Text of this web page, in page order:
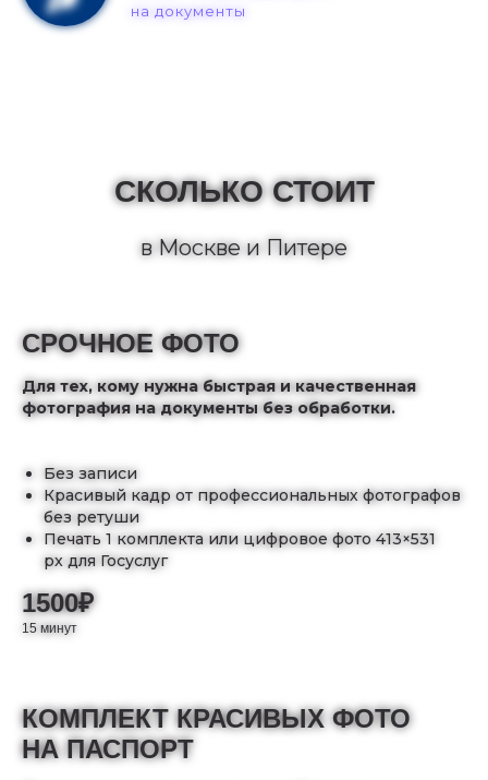
на документы
СКОЛЬКО СТОИТ
в Москве и Питере
СРОЧНОЕ ФОТО
Для тех, кому нужна быстрая и качественная
фотография на документы без обработки.
Без записи
Красивый кадр от профессиональных фотографов
без ретуши
Печать 1 комплекта или цифровое фото 413×531
px для Госуслуг
1500₽
15 минут
КОМПЛЕКТ КРАСИВЫХ ФОТО
НА ПАСПОРТ